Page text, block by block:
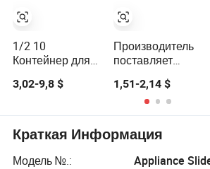
пригодные для
заморозки
1/2 10
Контейнер для
нержавеющей
гастроном
3,02-9,8 $
фруктов и
закусок
декоративная
праздничная
тарелка из
дерева сапеле
праздничная
посуда для
Производитель
поставляет
продуктов,
безопасный для
пищевых
продуктов, легко
очищаемый, для
слива воды,
1,51-2,14 $
Краткая Информация
Модель №.:
Appliance